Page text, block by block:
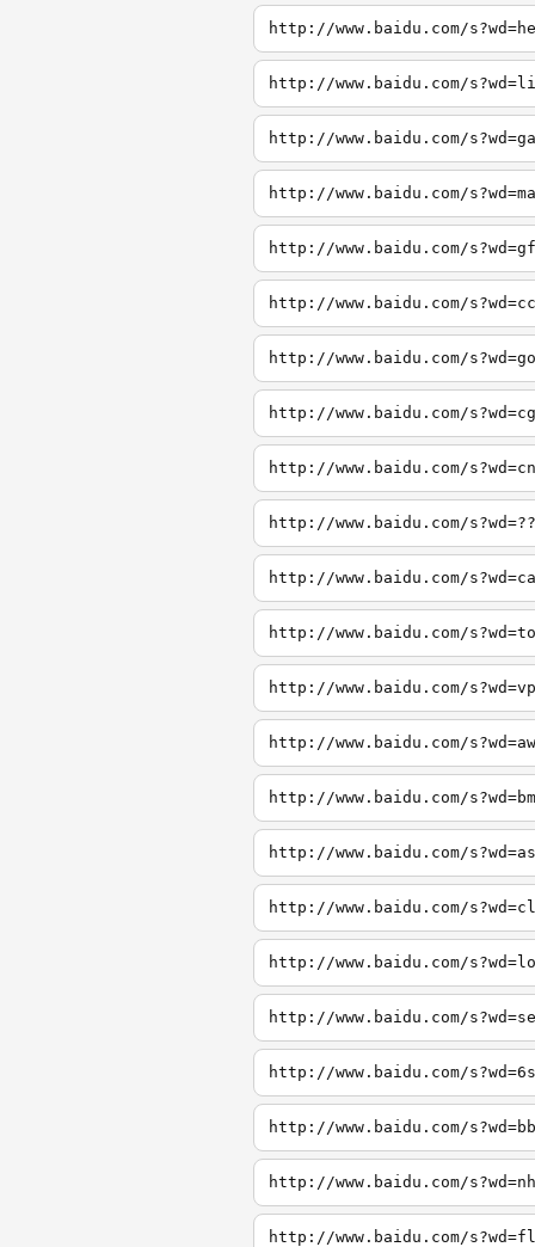
http://www.baidu.com/
http://www.baidu.com/
http://www.baidu.com/
http://www.baidu.com/
http://www.baidu.com/
http://www.baidu.com/
http://www.baidu.com/
http://www.baidu.com/
http://www.baidu.com/
http://www.baidu.com/
http://www.baidu.com/
http://www.baidu.com/
http://www.baidu.com/
http://www.baidu.com/
http://www.baidu.com/
http://www.baidu.com/
http://www.baidu.com/
http://www.baidu.com/
http://www.baidu.com/
http://www.baidu.com/
http://www.baidu.com/
http://www.baidu.com/
http://www.baidu.com/